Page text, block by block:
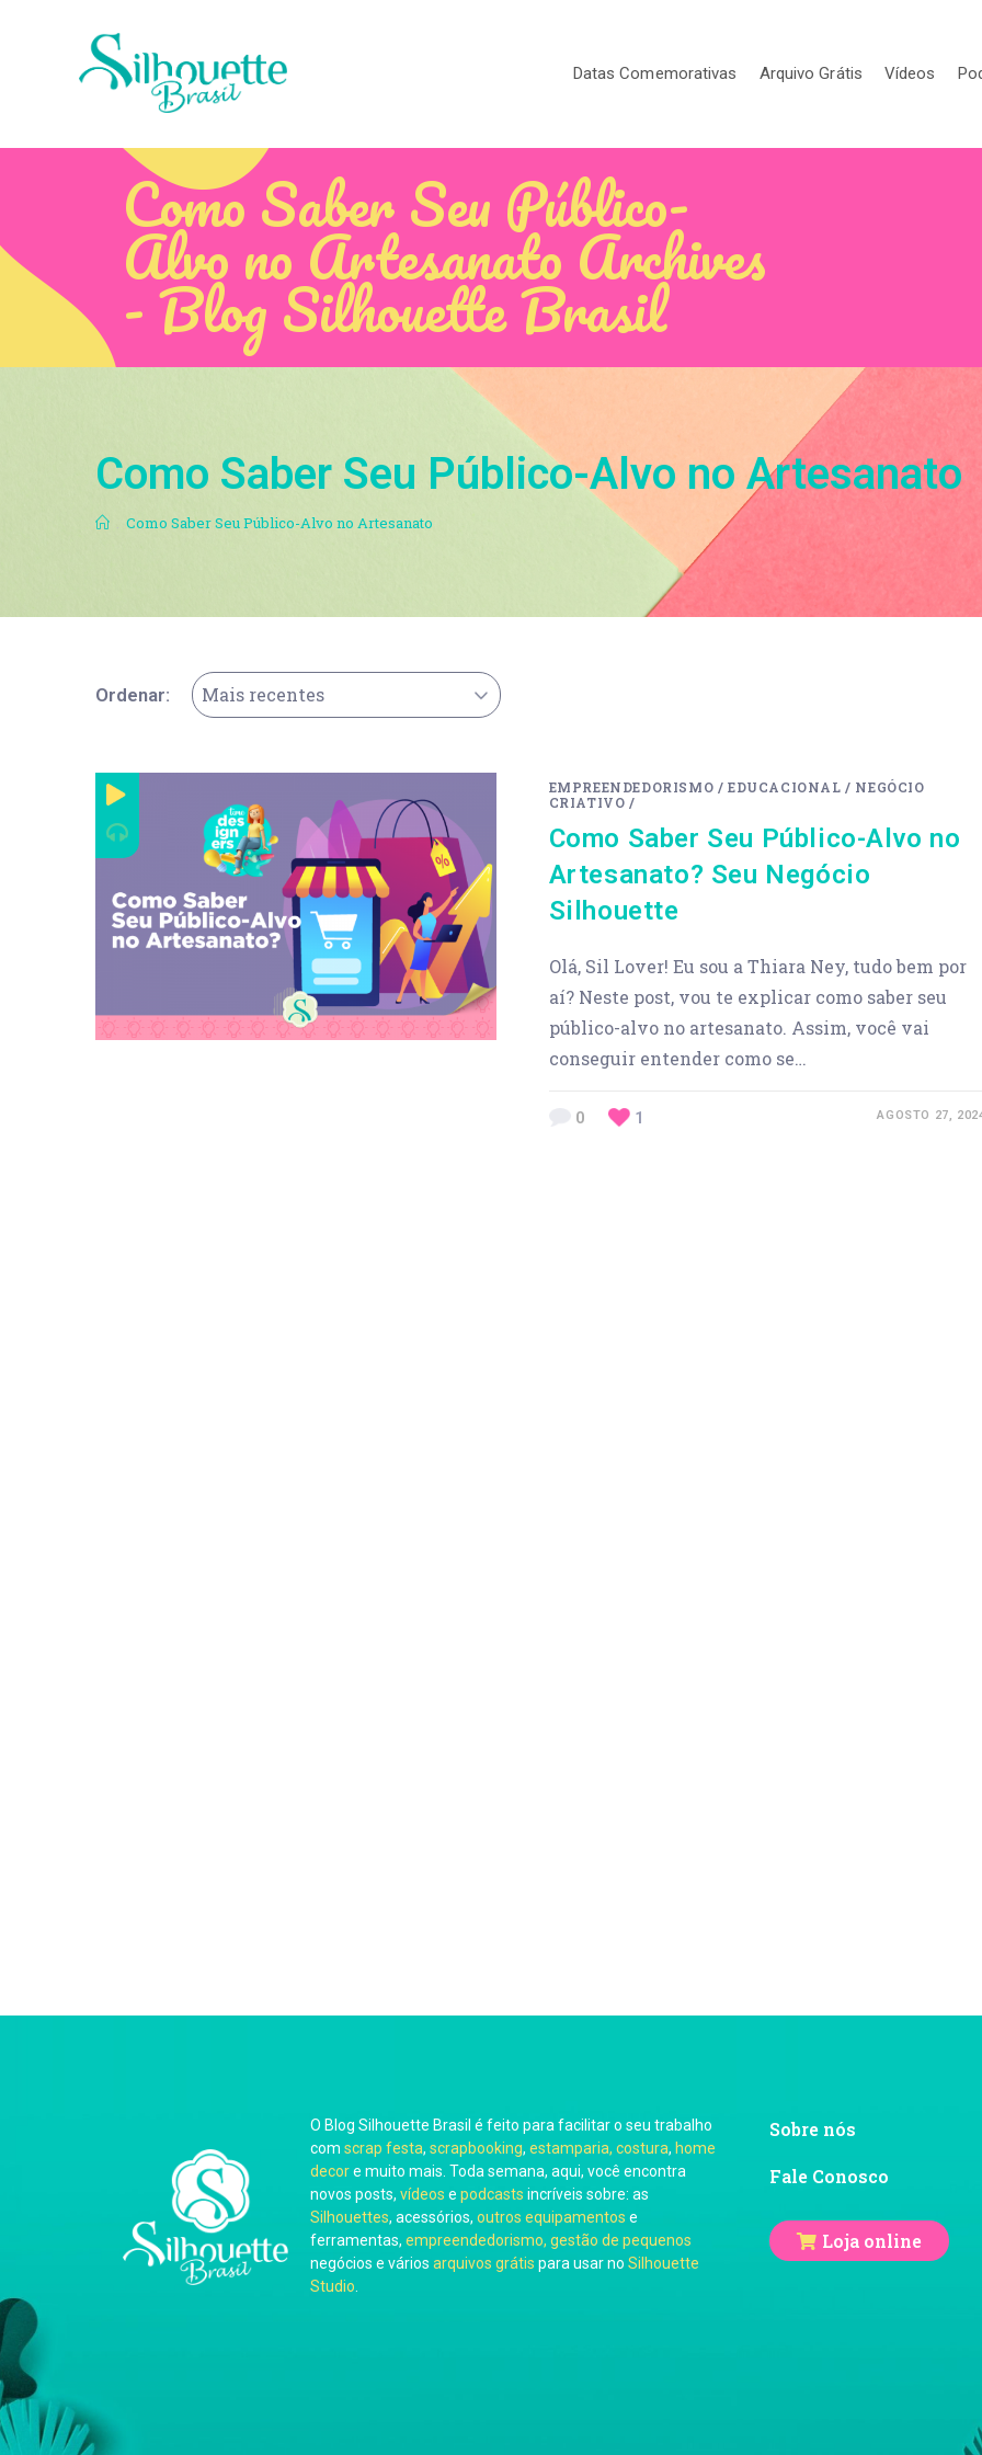
Datas Comemorativas Arquivo Grátis Vídeos
Como Saber Seu Público-
Alvo no Artesanato Archives
- Blog Silhouette Brasil
Como Saber Seu Público-Alvo no Artesanato
. Como Saber Seu Público-Alvo no Artesanato
Ordenar: Mais recentes
EMPREENDEDORISMO / EDUCACIONAL / NEGÓCIO
CRIATIVO /
Como Saber Seu Público-Alvo no
Artesanato? Seu Negócio
Silhouette
Olá, Sil Lover! Eu sou a Thiara Ney, tudo bem por
aí? Neste post, vou te explicar como saber seu
público-alvo no artesanato. Assim, você vai
conseguir entender como se…
0 1 AGOSTO 27,
O Blog Silhouette Brasil é feito para facilitar o seu trabalho
com scrap festa, scrapbooking, estamparia, costura, home
decore muito mais. Toda semana, aqui, você encontra
novos posts, vídeos e podcasts incríveis sobre: as
Silhouettes, acessórios, outros equipamentos e
ferramentas, empreendedorismo, gestão de pequenos
negócios e vários arquivos grátis para usar no Silhouette
Studio
Sobre nós
Fale Conosco
Loja online